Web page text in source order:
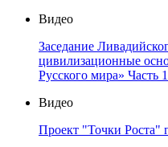
Видео
Заседание
цивилизационные
Русского мира» Часть
Видео
Проект "Точки Роста"